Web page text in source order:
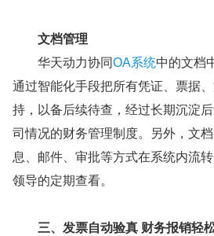
文档管理
华天动力协同OA系统中的文档
通过智能化手段把所有凭证、票据
持，以备后续待查，经过长期沉淀
司情况的财务管理制度。另外，文
息、邮件、审批等方式在系统内流
领导的定期查看。
三、发票自动验真 财务报销轻